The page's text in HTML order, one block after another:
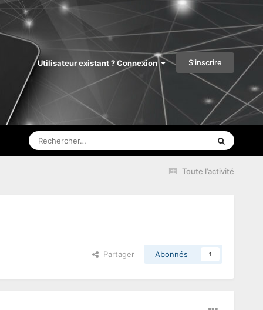
Utilisateur existant ? Connexion S’inscrire
Toute l’activité
Partager Abonnés 1